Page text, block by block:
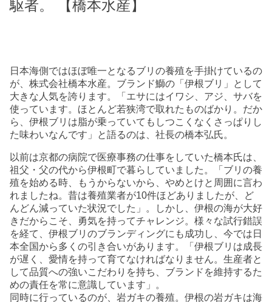
駆者。 【橋本水産】
日本海側ではほぼ唯一となるブリの養殖を手掛けているの
が、株式会社橋本水産。ブランド鰤の「伊根ブリ」として
大きな人気を誇ります。「エサにはイワシ、アジ、サバを
使っています。ほとんど若狭湾で取れたものばかり。だか
ら、伊根ブリは脂が乗っていてもしつこくなくさっぱりし
た味わいなんです」と語るのは、社長の橋本弘氏。
以前は京都の病院で医療事務の仕事をしていた橋本氏は、
祖父・父の代から伊根町で暮らしていました。「ブリの養
殖を始める時、もうからないから、やめとけと周囲に言わ
れましたね。昔は養殖業者が10件ほどありましたが、ど
んどん減っていた状況でした」。しかし、伊根の海が大好
きだからこそ、勇気を持ってチャレンジ。様々な試行錯誤
を経て、伊根ブリのブランディングにも成功し、今では日
本全国から多くの引き合いがあります。「伊根ブリは成長
が遅く、愛情を持って育てなければなりません。生産者と
して品質への強いこだわりを持ち、ブランドを維持するた
めの責任を常に意識しています」。
同時に行っているのが、岩ガキの養殖。伊根の岩ガキは海